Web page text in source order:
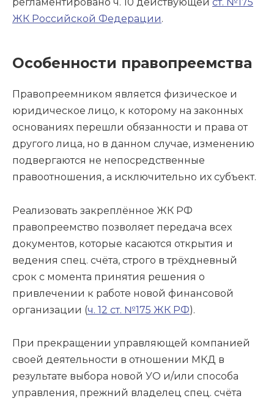
регламентировано ч. 10 действующей ст. №175
ЖК Российской Федерации.
Особенности правопреемства
Правопреемником является физическое и
юридическое лицо, к которому на законных
основаниях перешли обязанности и права от
другого лица, но в данном случае, изменению
подвергаются не непосредственные
правоотношения, а исключительно их субъект.
Реализовать закреплённое ЖК РФ
правопреемство позволяет передача всех
документов, которые касаются открытия и
ведения спец. счёта, строго в трёхдневный
срок с момента принятия решения о
привлечении к работе новой финансовой
организации (ч. 12 ст. №175 ЖК РФ).
При прекращении управляющей компанией
своей деятельности в отношении МКД в
результате выбора новой УО и/или способа
управления, прежний владелец спец. счёта